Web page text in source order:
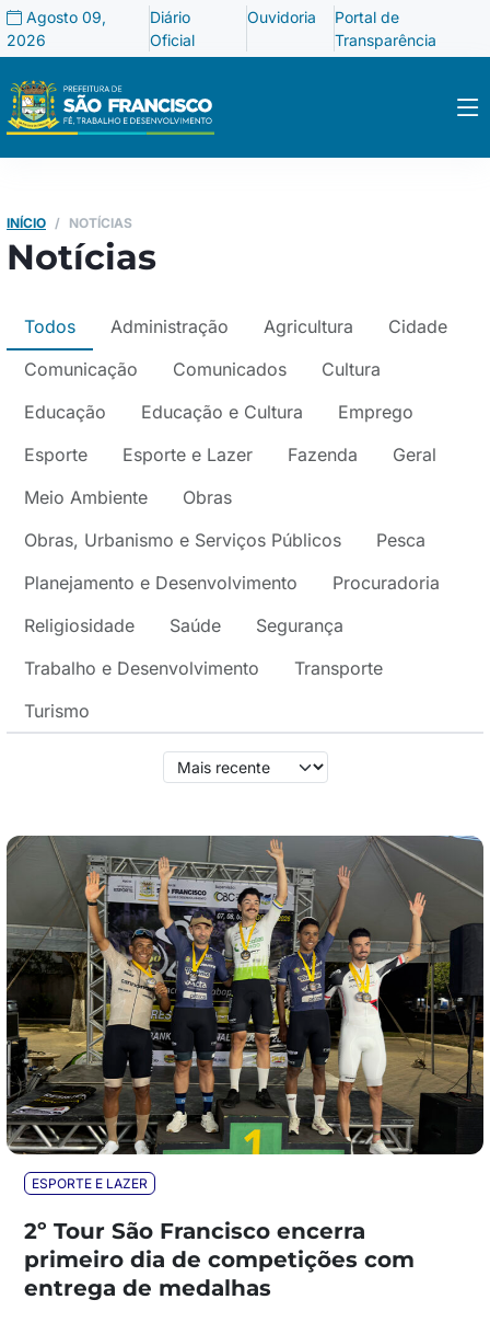
Agosto 09,
2026
Diário
Oficial
Ouvidoria
Portal de
Transparência
INÍCIO NOTÍCIAS
Notícias
Todos Administração Agricultura
Cidade
Comunicação
Comunicados
Cultura
Educação
Educação e Cultura
Emprego
Esporte
Esporte e Lazer Fazenda
Geral
Meio Ambiente
Obras
Obras, Urbanismo e Serviços Públicos
Pesca
Planejamento e Desenvolvimento
Procuradoria
Religiosidade
Saúde
Segurança
Trabalho e Desenvolvimento
Transporte
Turismo
ESPORTE E LAZER
2º Tour São Francisco encerra
primeiro dia de competições com
entrega de medalhas